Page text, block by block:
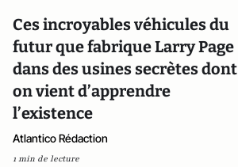
Ces incroyables véhicules du
futur que fabrique Larry Page
dans des usines secrètes dont
on vient d’apprendre
l’existence
Atlantico Rédaction
1 min de lecture